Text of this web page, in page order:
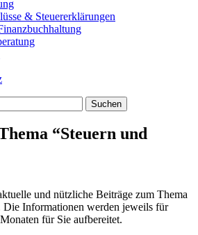
& Steuererklärungen
“Steuern und
und nützliche Beiträge zum Thema
Die Informationen werden jeweils für
für Sie aufbereitet.